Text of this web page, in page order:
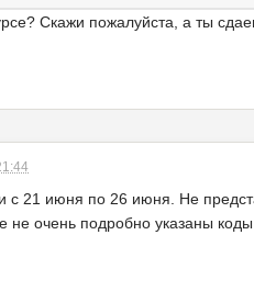
Скажи пожалуйста, а ты
с 21 июня по 26 июня. Не
не очень подробно указаны